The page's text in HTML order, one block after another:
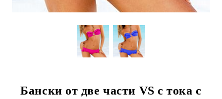
Бански от две части VS с тока с